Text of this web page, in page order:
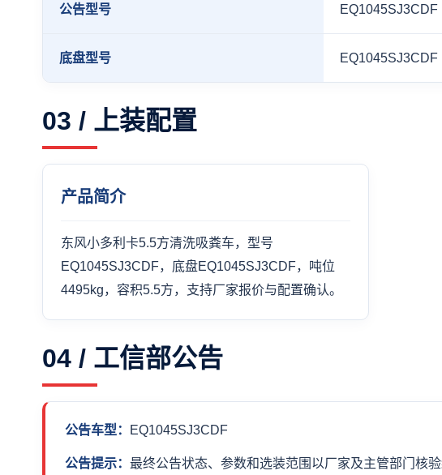
公告型号 EQ1045SJ3CDF
底盘型号 EQ1045SJ3CDF
03 / 上装配置
产品简介
东风小多利卡5.5方清洗吸粪车，型号
EQ1045SJ3CDF，底盘EQ1045SJ3CDF，吨位
4495kg，容积5.5方，支持厂家报价与配置确认。
04 / 工信部公告
公告车型： EQ1045SJ3CDF
公告提示： 最终公告状态、参数和选装范围以厂家及主管部门核验